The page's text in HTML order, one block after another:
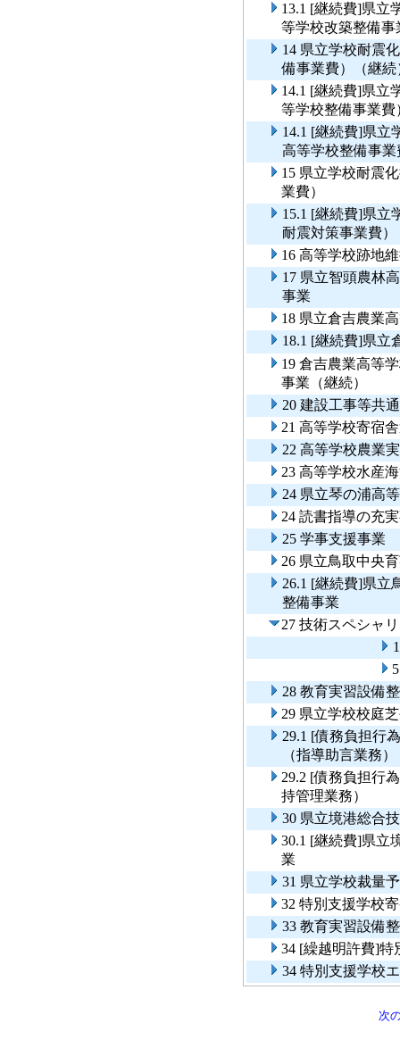
13.1 [継続費]県立
等学校改築整備
14 県立学校耐震
備事業費）（継続
14.1 [継続費]県立
等学校整備事業費
14.1 [継続費]県立
高等学校整備事
15 県立学校耐震
業費）
15.1 [継続費]県立
耐震対策事業費）
16 高等学校跡地
17 県立智頭農林
事業
18 県立倉吉農業
18.1 [継続費]県立
19 倉吉農業高等
事業（継続）
20 建設工事等共
21 高等学校寄宿
22 高等学校農業
23 高等学校水産
24 県立琴の浦高
24 読書指導の充
25 学事支援事業
26 県立鳥取中央
26.1 [継続費]県立
整備事業
27 技術スペシャ
28 教育実習設備
29 県立学校校庭
29.1 [債務負担行
（指導助言業務）
29.2 [債務負担行
持管理業務）
30 県立境港総合
30.1 [継続費]県立
業
31 県立学校裁量
32 特別支援学校
33 教育実習設備
34 [繰越明許費]特
34 特別支援学校
次